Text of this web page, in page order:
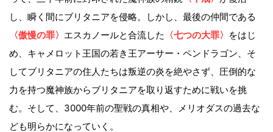
し、瞬く間にブリタニアを侵略。しかし、最後の仲間である
〈傲慢の罪〉 エスカノールと合流した 〈七つの大罪〉 をはじ
め、キャメロット王国の若き王アーサー・ペンドラゴン、そ
してブリタニアの住人たちは叛逆の炎を絶やさず、圧倒的な
力を持つ魔神族からブリタニアを取り返すために戦いを挑
む。そして、3000年前の聖戦の真相や、メリオダスの過去な
ども明らかになっていく。